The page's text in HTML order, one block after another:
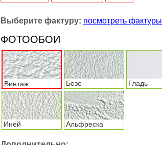
Выберите фактуру: посмотреть фактуры
ФОТООБОИ
Винтаж Безе Гладь
Иней Альфреска